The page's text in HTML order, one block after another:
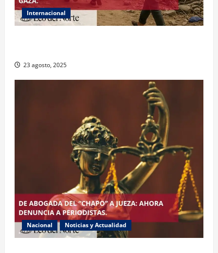
Internacional
23 agosto, 2025
Nacional Noticias y Actualidad